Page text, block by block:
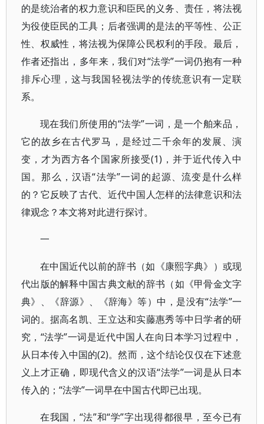
的是统治者的权力意识和臣民的义务、责任，将法视
为役使臣民的工具；后者强调的是法的平等性、公正
性、权威性，将法视为保障公民权利的手段。最后，
作者还指出，多年来，我们对“法学”一词仍抱有一种
排斥心理，这与我国轻视法学的传统意识有一定联
系。
现在我们所使用的“法学”一词，是一个舶来品，
它的故乡在古代罗马，是经过二千余年的发展、演
变，才为西方各个国家所接受(1)，并于近代传入中
国。那么，汉语“法学”一词的起源、流变是什么样
的？它反映了古代、近代中国人怎样的法律意识和法
律观念？本文将对此进行探讨。
一
在中国近代以前的辞书（如《康熙字典》）或现
代出版的解释中国古典文献的辞书（如《甲骨金文字
典》、《辞源》、《辞海》等）中，是没有“法学”一
词的。据高名凯、王立达和实藤惠秀等中日学者的研
究，“法学”一词是近代中国人在向日本学习过程中，
从日本传入中国的(2)。然而，这个结论仅仅在下述意
义上才正确，即现代含义的汉语“法学”一词是从日本
传入的；“法学”一词早在中国古代即已出现。
在我国，“法”和“学”字出现得都很早，至今已有